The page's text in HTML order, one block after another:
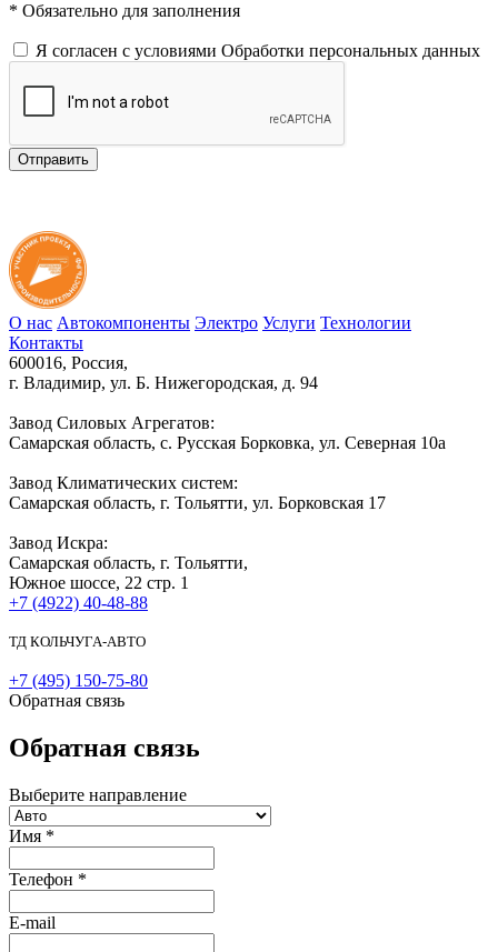
* Обязательно для заполнения
Я согласен с условиями Обработки персональных данных
Отправить
О нас Автокомпоненты Электро Услуги Технологии
Контакты
600016, Россия,
г. Владимир, ул. Б. Нижегородская, д. 94
Завод Силовых Агрегатов:
Самарская область, с. Русская Борковка, ул. Северная 10а
Завод Климатических систем:
Самарская область, г. Тольятти, ул. Борковская 17
Завод Искра:
Самарская область, г. Тольятти,
Южное шоссе, 22 стр. 1
+7 (4922) 40-48-88
ТД КОЛЬЧУГА-АВТО
+7 (495) 150-75-80
Обратная связь
Обратная связь
Выберите направление
Имя *
Телефон *
E-mail